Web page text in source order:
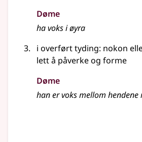
Døme
ha voks i øyra
i overført tyding: nokon
lett å påverke og forme
Døme
han er voks mellom hendene